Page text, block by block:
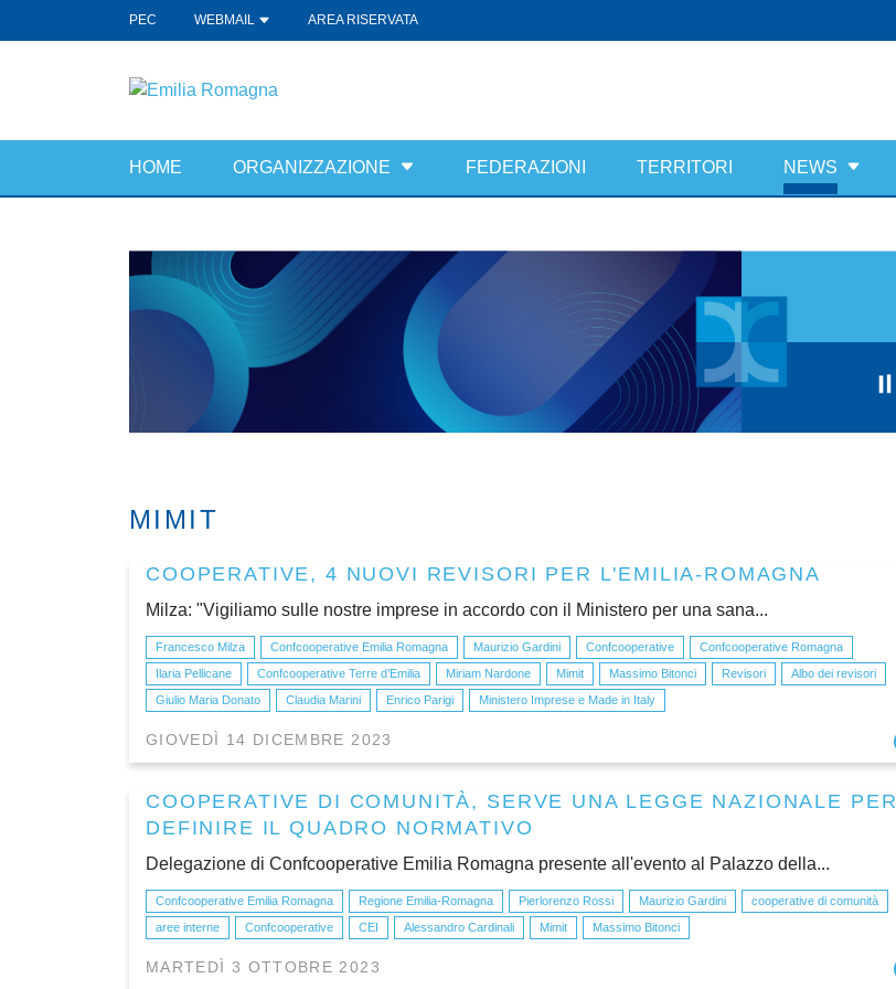
PEC WEBMAIL AREA RISERVATA
HOME ORGANIZZAZIONE FEDERAZIONI TERRITORI NEWS
MIMIT
COOPERATIVE, 4 NUOVI REVISORI PER L'EMILIA-ROMAGNA
Milza: "Vigiliamo sulle nostre imprese in accordo con il Ministero per una sana...
Francesco Milza Confcooperative Emilia Romagna Maurizio Gardini Confcooperative
Confcooperative Romagna
Ilaria Pellicane
Confcooperative Terre d’Emilia Miriam Nardone Mimit Massimo Bitonci Revisori
Albo dei revisori
Giulio Maria Donato
Claudia Marini Enrico Parigi Ministero Imprese e Made in Italy
GIOVEDÌ 14 DICEMBRE 2023
COOPERATIVE DI COMUNITÀ, SERVE UNA LEGGE NAZIONALE PER
DEFINIRE IL QUADRO NORMATIVO
Delegazione di Confcooperative Emilia Romagna presente all'evento al Palazzo della...
Confcooperative Emilia Romagna Regione Emilia-Romagna Pierlorenzo Rossi Maurizio Gardini
cooperative di comunità
aree interne
Confcooperative CEI Alessandro Cardinali Mimit Massimo Bitonci
MARTEDÌ 3 OTTOBRE 2023